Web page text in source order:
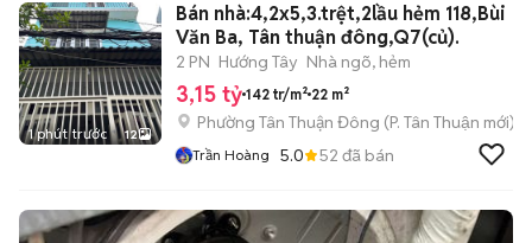
1 phút trước 12
Bán nhà:4,2x5,3.trệt,2lầu hẻm 118,Bùi
Văn Ba, Tân thuận đông,Q7(củ).
2 PN Hướng Tây Nhà ngõ, hẻm
3,15 tỷ 142 tr/m² 22 m²
Phường Tân Thuận Đông (P. Tân Thuận mới)
Trần Hoàng 5.0 52 đã bán